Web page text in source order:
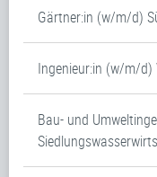
Gärtner:in (w/m/d)
Ingenieur:in (w/m/
Bau- und